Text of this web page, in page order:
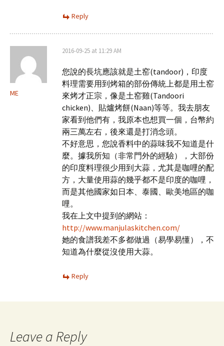
Reply
ME
2016-09-25 at 11:29 AM
您說的長坑應該就是土窑(tandoor)，印度
料理需要用到烤箱的部份傳統上都是用土窑
來烤才正宗，像是土窑雞(Tandoori
chicken)、貼爐烤餅(Naan)等等。我去朋友
家看到他們有，我原本也想買一個，台幣約
兩三萬左右，後來還是打消念頭。
不好意思，您說香料中的蒜味我不知道是什
麼。據我所知（非常門外的經驗），大部份
的印度料理很少用到大蒜，尤其是咖哩的配
方，大量使用蒜的幾乎都不是印度的咖哩，
而是其他國家如日本、泰國、歐美地區的咖
哩。
我在上文中提到的網站：
http://www.manjulaskitchen.com/
她的食譜我差不多都做過（易學易懂），不
知道為什麼從沒使用大蒜。
Reply
Leave a Reply